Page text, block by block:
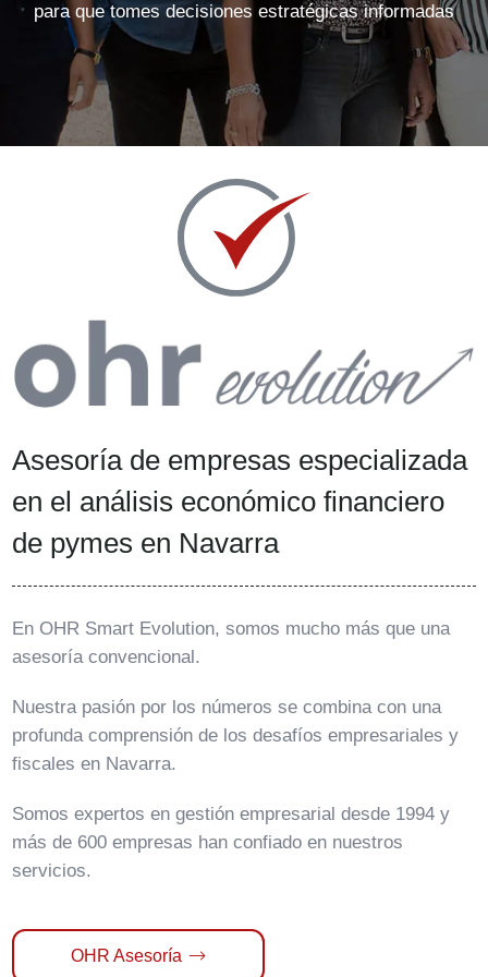
para que tomes decisiones estratégicas informadas
Asesoría de empresas especializada
en el análisis económico financiero
de pymes en Navarra
En OHR Smart Evolution, somos mucho más que una
asesoría convencional.
Nuestra pasión por los números se combina con una
profunda comprensión de los desafíos empresariales y
fiscales en Navarra.
Somos expertos en gestión empresarial desde 1994 y
más de 600 empresas han confiado en nuestros
servicios.
OHR Asesoría